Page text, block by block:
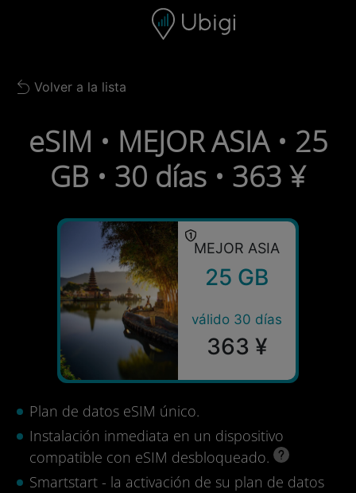
Barra de navegación
Back to list
Volver a la lista
eSIM • MEJOR ASIA • 25
GB • 30 días • 363 ¥
MEJOR ASIA
25 GB
válido 30 días
363 ¥
Plan de datos eSIM único.
Instalación inmediata en un dispositivo
compatible con eSIM desbloqueado.
Smartstart - la activación de su plan de datos